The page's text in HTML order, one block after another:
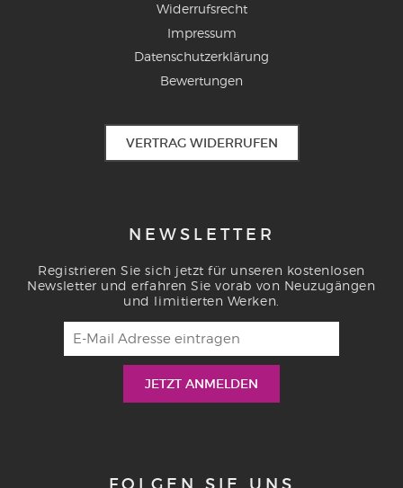
Widerrufsrecht
Impressum
Datenschutzerklärung
Bewertungen
VERTRAG WIDERRUFEN
NEWSLETTER
Registrieren Sie sich jetzt für unseren kostenlosen
Newsletter und erfahren Sie vorab von Neuzugängen
und limitierten Werken.